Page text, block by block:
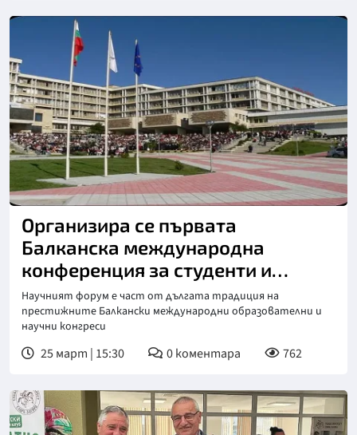
Организира се първата
Балканска международна
конференция за студенти и
докторанти
Научният форум е част от дългата традиция на
престижните Балкански международни образователни и
научни конгреси
25 март | 15:30 0коментара 762